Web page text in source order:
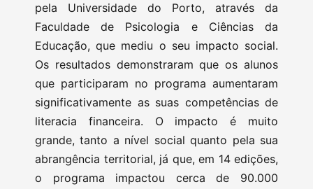
pela Universidade do Porto, através da
Faculdade de Psicologia e Ciências da
Educação, que mediu o seu impacto social.
Os resultados demonstraram que os alunos
que participaram no programa aumentaram
significativamente as suas competências de
literacia financeira. O impacto é muito
grande, tanto a nível social quanto pela sua
abrangência territorial, já que, em 14 edições,
o programa impactou cerca de 90.000